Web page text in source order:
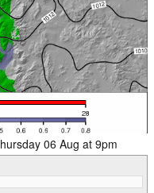
06 Aug at 9pm